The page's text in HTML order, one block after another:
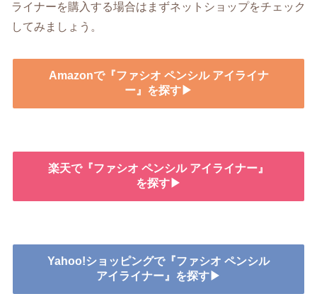
ライナーを購入する場合はまずネットショップをチェック
してみましょう。
Amazonで『ファシオ ペンシル アイライナ
ー』を探す▶
楽天で『ファシオ ペンシル アイライナー』
を探す▶
Yahoo!ショッピングで『ファシオ ペンシル
アイライナー』を探す▶